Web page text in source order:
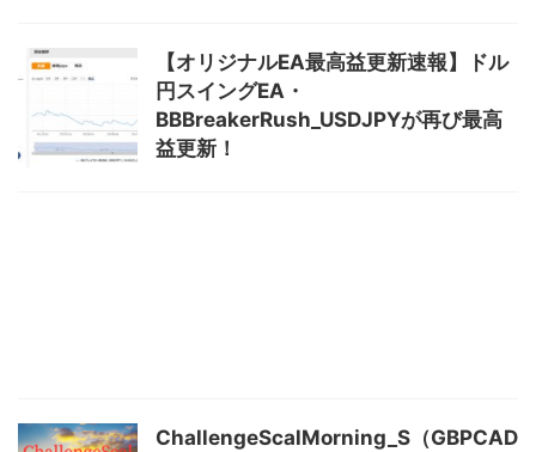
【オリジナルEA最高益更新速報】ドル
円スイングEA・
BBBreakerRush_USDJPYが再び最高
益更新！
ChallengeScalMorning_S（GBPCAD